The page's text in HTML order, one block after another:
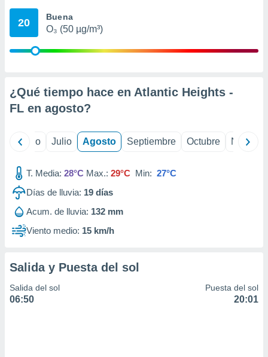
mediante
publicidad
1199
20 Buena
O₃ (50 µg/m³)
¿Qué tiempo hace en Atlantic Heights -
FL en agosto?
Junio Julio Agosto Septiembre Octubre
T. Media: 28°C Max.: 29°C Min: 27°C
Días de lluvia: 19 días
Acum. de lluvia: 132 mm
Viento medio: 15 km/h
Salida y Puesta del sol
Salida del sol
06:50
Puesta del sol
20:01